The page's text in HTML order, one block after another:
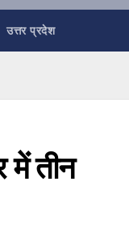
उत्तर प्रदेश
तीन